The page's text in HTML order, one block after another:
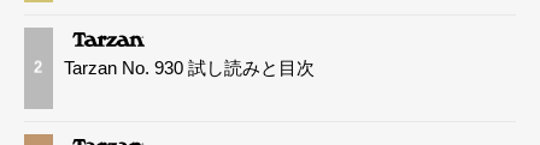
2 Tarzan No. 930 試し読みと目次